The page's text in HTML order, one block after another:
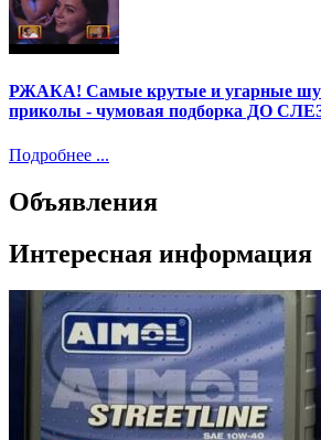
РЖАКА! Самые крутые и угарные
приколы - чумовая подборка ДО
Подробнее ...
Объявления
Интересная информация